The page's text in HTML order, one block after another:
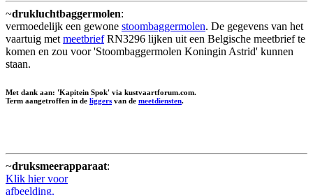
~drukluchtbaggermolen:
vermoedelijk een gewone stoombaggermolen. De gegevens van het
vaartuig met meetbriefRN3296 lijken uit een Belgische meetbrief te
komen en zou voor 'Stoombaggermolen Koningin Astrid' kunnen
staan.
Met dank aan: 'Kapitein Spok' via kustvaartforum.com.
Term aangetroffen in de liggers van de meetdiensten.
~druksmeerapparaat:
Klik hier voor
afbeelding.